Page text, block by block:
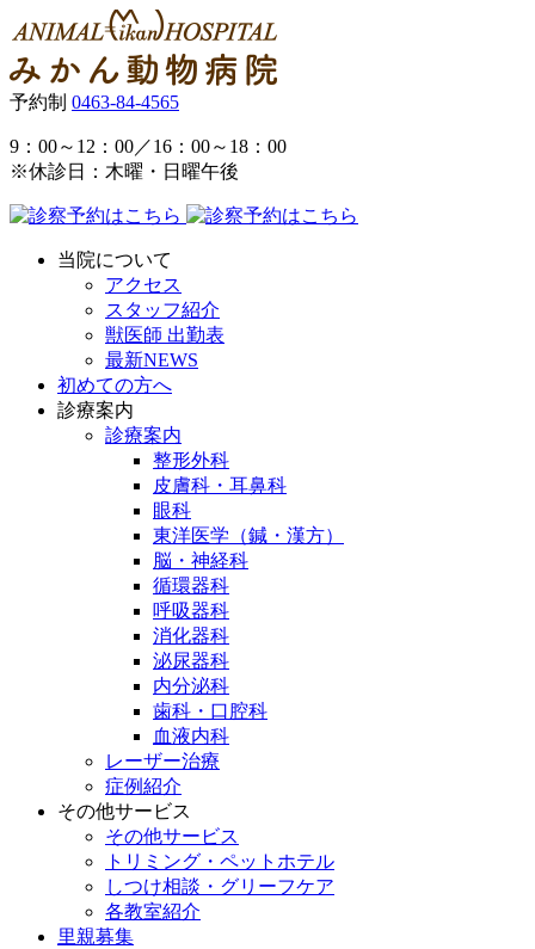
予約制 0463-84-4565
9：00～12：00／16：00～18：00
※休診日：木曜・日曜午後
当院について
アクセス
スタッフ紹介
獣医師 出勤表
最新NEWS
初めての方へ
診療案内
診療案内
整形外科
皮膚科・耳鼻科
眼科
東洋医学（鍼・漢方）
脳・神経科
循環器科
呼吸器科
消化器科
泌尿器科
内分泌科
歯科・口腔科
血液内科
レーザー治療
症例紹介
その他サービス
その他サービス
トリミング・ペットホテル
しつけ相談・グリーフケア
各教室紹介
里親募集